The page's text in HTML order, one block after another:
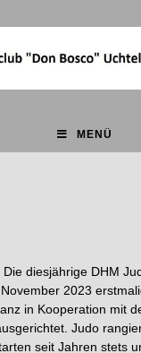
MENÜ
Die diesjährige DHM
2023
in Kooperation mit
Judo
seit Jahren stets